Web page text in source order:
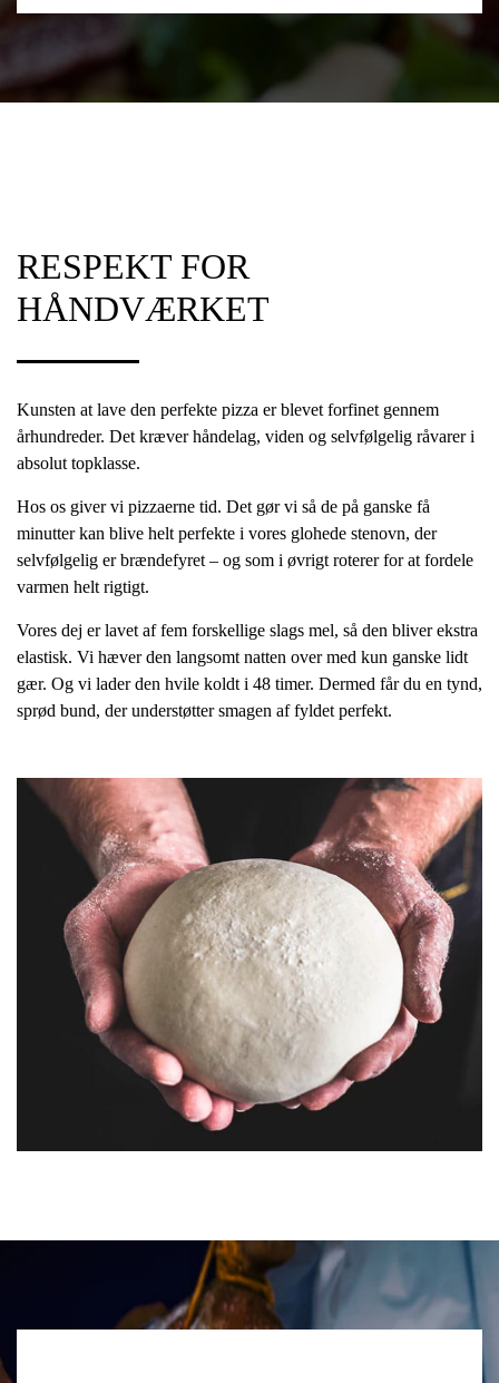
RESPEKT FOR
HÅNDVÆRKET
Kunsten at lave den perfekte pizza er blevet forfinet gennem
århundreder. Det kræver håndelag, viden og selvfølgelig råvarer i
absolut topklasse.
Hos os giver vi pizzaerne tid. Det gør vi så de på ganske få
minutter kan blive helt perfekte i vores glohede stenovn, der
selvfølgelig er brændefyret – og som i øvrigt roterer for at fordele
varmen helt rigtigt.
Vores dej er lavet af fem forskellige slags mel, så den bliver ekstra
elastisk. Vi hæver den langsomt natten over med kun ganske lidt
gær. Og vi lader den hvile koldt i 48 timer. Dermed får du en tynd,
sprød bund, der understøtter smagen af fyldet perfekt.